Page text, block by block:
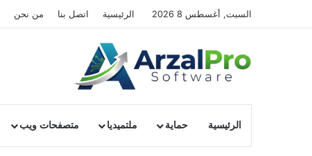
السبت, أغسطس 8 2026 الرئيسية اتصل بنا من نحن
الرئيسية حماية ملتميديا متصفحات ويب